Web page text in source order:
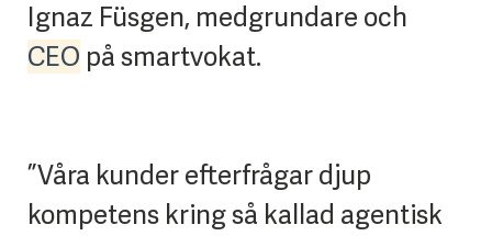
Ignaz Füsgen, medgrundare och
CEO på smartvokat.
”Våra kunder efterfrågar djup
kompetens kring så kallad agentisk